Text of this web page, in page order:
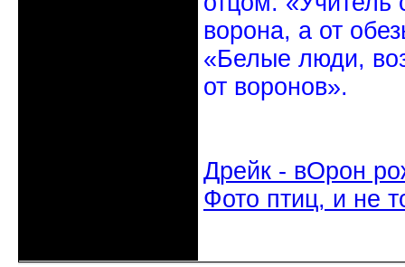
ворона, а от
«Белые люди,
от воронов».
Дрейк - вОрон
Фото птиц, и не